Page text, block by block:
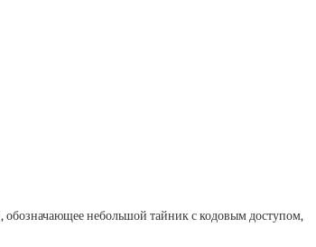
обозначающее небольшой тайник с кодовым доступом,